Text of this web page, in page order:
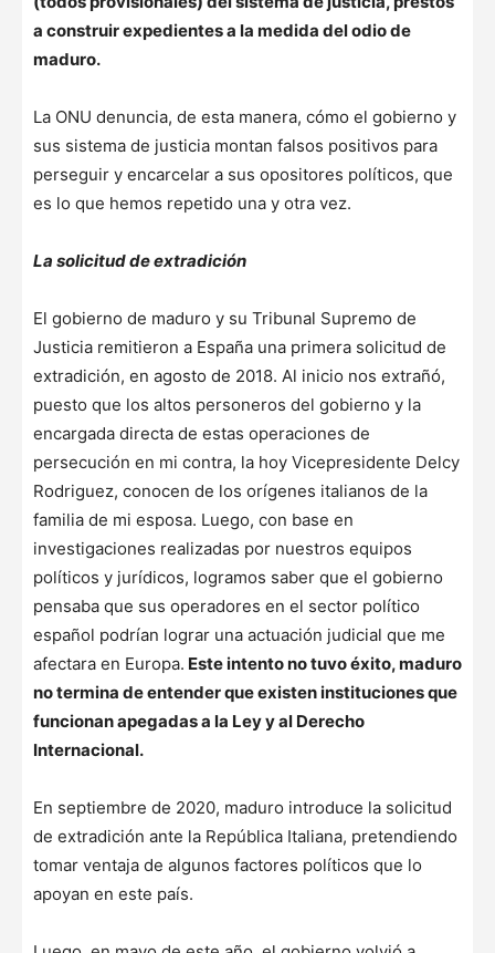
a construir expedientes a la medida del odio de
maduro.
La ONU denuncia, de esta manera, cómo el gobierno y
sus sistema de justicia montan falsos positivos para
perseguir y encarcelar a sus opositores políticos, que
es lo que hemos repetido una y otra vez.
La solicitud de extradición
El gobierno de maduro y su Tribunal Supremo de
Justicia remitieron a España una primera solicitud de
extradición, en agosto de 2018. Al inicio nos extrañó,
puesto que los altos personeros del gobierno y la
encargada directa de estas operaciones de
persecución en mi contra, la hoy Vicepresidente Delcy
Rodriguez, conocen de los orígenes italianos de la
familia de mi esposa. Luego, con base en
investigaciones realizadas por nuestros equipos
políticos y jurídicos, logramos saber que el gobierno
pensaba que sus operadores en el sector político
español podrían lograr una actuación judicial que me
afectara en Europa. Este intento no tuvo éxito, maduro
no termina de entender que existen instituciones que
funcionan apegadas a la Ley y al Derecho
Internacional.
En septiembre de 2020, maduro introduce la solicitud
de extradición ante la República Italiana, pretendiendo
tomar ventaja de algunos factores políticos que lo
apoyan en este país.